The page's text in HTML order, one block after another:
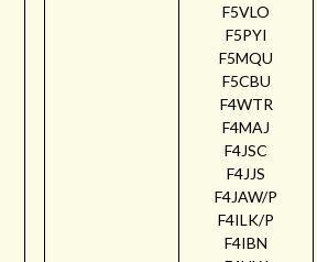
F5VLO
F5PYI
F5MQU
F5CBU
F4WTR
F4MAJ
F4JSC
F4JJS
F4JAW/P
F4ILK/P
F4IBN